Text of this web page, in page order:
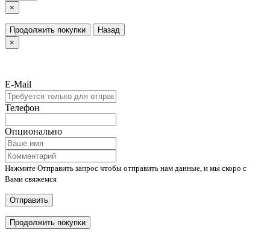
×
Продолжить покупки
Назад
×
E-Mail
Телефон
Опционально
Нажмите Отправить запрос чтобы отправить нам данные, и мы скоро с
Вами свяжемся
Отправить
Продолжить покупки